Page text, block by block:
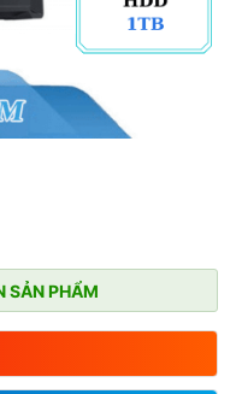
SẢN PHẨM